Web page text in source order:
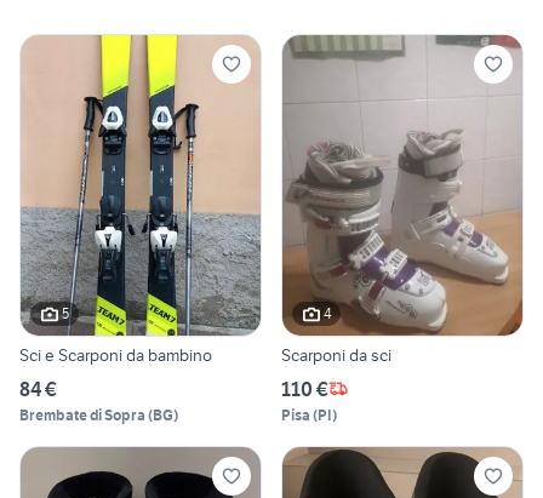
5
Sci e Scarponi da bambino
84 €
Brembate di Sopra (BG)
4
Scarponi da sci
110 €
Pisa (PI)